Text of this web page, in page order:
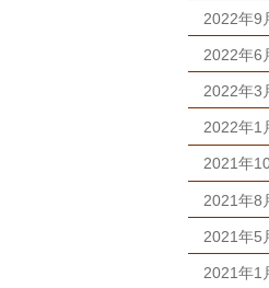
2022年9
2022年6
2022年3
2022年1
2021年
2021年8
2021年5
2021年1